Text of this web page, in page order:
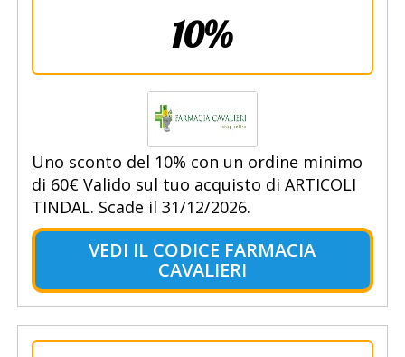
10%
Uno sconto del 10% con un ordine minimo
di 60€ Valido sul tuo acquisto di ARTICOLI
TINDAL. Scade il 31/12/2026.
VEDI IL CODICE FARMACIA
CAVALIERI